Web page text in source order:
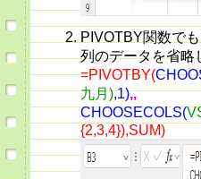
PIVOTBY関数で
列のデータを省略
=PIVOTBY(
九月),1),,
CHOOSECOLS(
{2,3,4}),SUM)